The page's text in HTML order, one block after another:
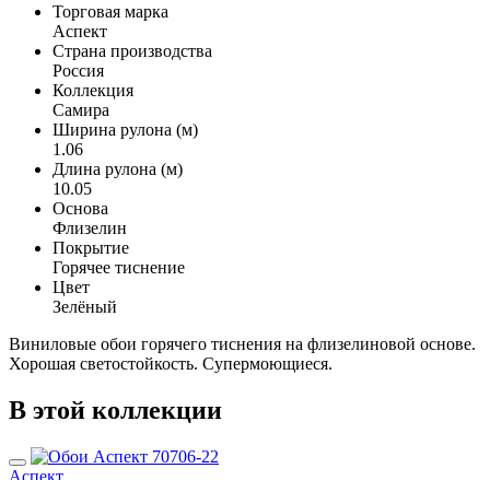
Торговая марка
Аспект
Страна производства
Россия
Коллекция
Самира
Ширина рулона (м)
1.06
Длина рулона (м)
10.05
Основа
Флизелин
Покрытие
Горячее тиснение
Цвет
Зелёный
Виниловые обои горячего тиснения на флизелиновой основе.
Хорошая светостойкость. Супермоющиеся.
В этой коллекции
Аспект